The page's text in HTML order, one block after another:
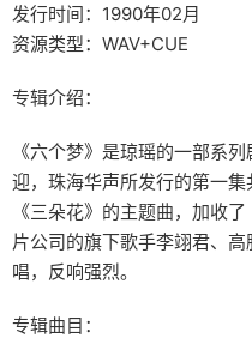
发行时间：1990年02月
资源类型：WAV+CUE
专辑介绍：
《六个梦》是琼瑶的一部系
迎，珠海华声所发行的第一集
《三朵花》的主题曲，加收
片公司的旗下歌手李翊君、
唱，反响强烈。
专辑曲目：